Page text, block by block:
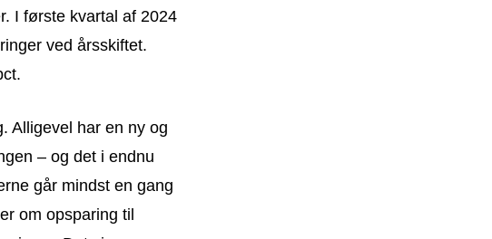
I første kvartal af 2024
ved årsskiftet.
Alligevel har en ny og
– og det i endnu
går mindst en gang
om opsparing til